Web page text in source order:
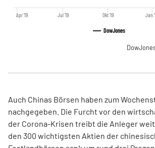
DowJones
Jul '19 Jan
Apr '19 Okt '19
Auch Chinas Börsen haben zum
nachgegeben. Die Furcht vor den
der Corona-Krisen treibt die Anleger
den 300 wichtigsten Aktien der